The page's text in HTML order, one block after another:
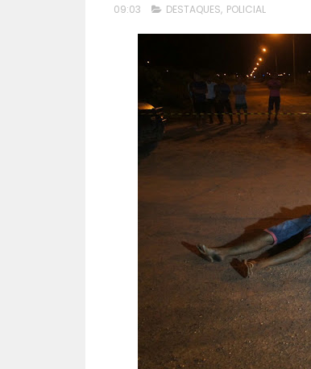
09:03 DESTAQUES, POLICIAL